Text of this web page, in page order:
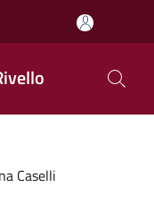
Caselli